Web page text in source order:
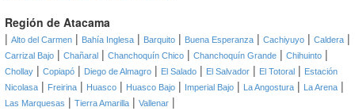
Región de Atacama
| Alto del Carmen | Bahía Inglesa | Barquito | Buena Esperanza | Cachiyuyo | Caldera |
Carrizal Bajo | Chañaral | Chanchoquín Chico | Chanchoquín Grande | Chihuinto |
Chollay | Copiapó | Diego de Almagro | El Salado | El Salvador | El Totoral | Estación
Nicolasa | Freirina | Huasco | Huasco Bajo | Imperial Bajo | La Angostura | La Arena |
Las Marquesas | Tierra Amarilla | Vallenar |